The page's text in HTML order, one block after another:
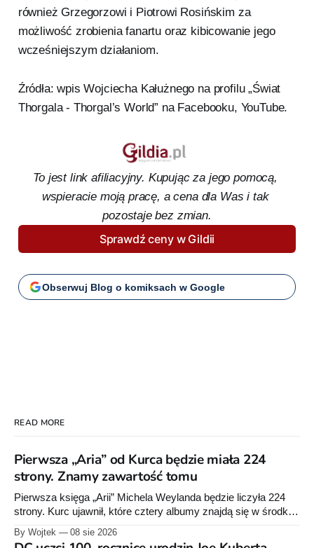
również Grzegorzowi i Piotrowi Rosińskim za
możliwość zrobienia fanartu oraz kibicowanie jego
wcześniejszym działaniom.
Źródła: wpis Wojciecha Kałużnego na profilu „Świat
Thorgala - Thorgal’s World” na Facebooku, YouTube.
To jest link afiliacyjny. Kupując za jego pomocą,
wspieracie moją pracę, a cena dla Was i tak
pozostaje bez zmian.
Sprawdź ceny w Gildii
Obserwuj Blog o komiksach w Google
READ MORE
Pierwsza „Aria” od Kurca będzie miała 224
strony. Znamy zawartość tomu
Pierwsza księga „Arii” Michela Weylanda będzie liczyła 224
strony. Kurc ujawnił, które cztery albumy znajdą się w środku i
zapowiedział około 30 stron dodatków.
By Wojtek 08 sie 2026